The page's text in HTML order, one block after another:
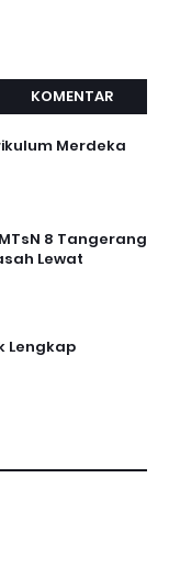
KOMENTAR
Merdeka
8 Tangerang
Lewat
Lengkap